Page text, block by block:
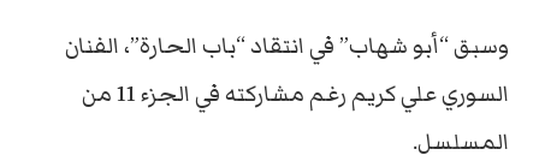
وسبق “أبو شهاب” في انتقاد “باب الحارة”، الفنان
السوري علي كریم رغم مشاركته في الجزء 11 من
المسلسل.